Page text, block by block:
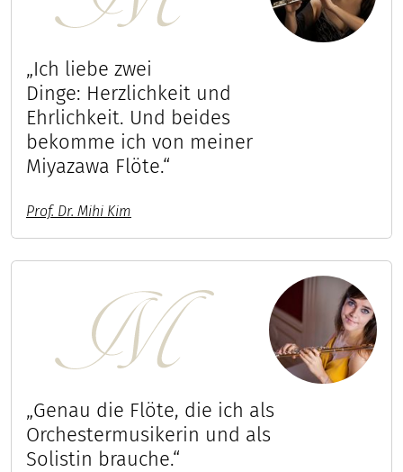
„Ich liebe zwei
Dinge: Herzlichkeit und
Ehrlichkeit. Und beides
bekomme ich von meiner
Miyazawa Flöte.“
Prof. Dr. Mihi Kim
„Genau die Flöte, die ich als
Orchestermusikerin und als
Solistin brauche.“